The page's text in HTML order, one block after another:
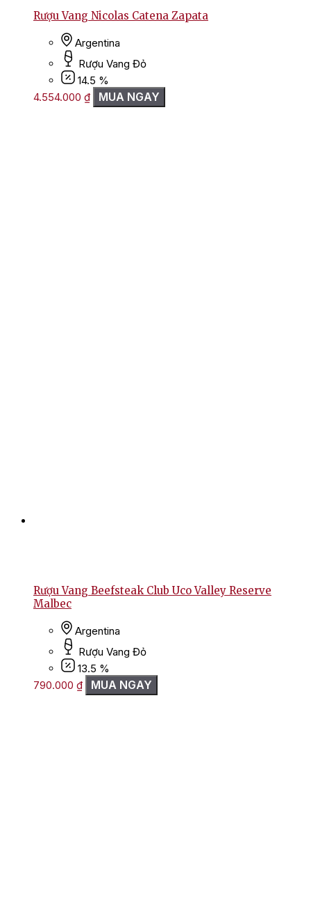
Rượu Vang Nicolas Catena Zapata
Argentina
Rượu Vang Đỏ
14.5 %
4.554.000 ₫ MUA NGAY
Rượu Vang Beefsteak Club Uco Valley Reserve
Malbec
Argentina
Rượu Vang Đỏ
13.5 %
790.000 ₫ MUA NGAY